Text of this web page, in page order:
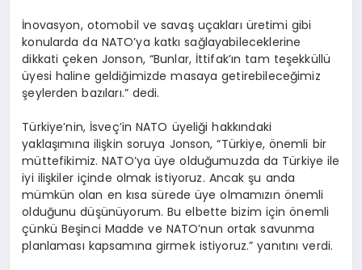
İnovasyon, otomobil ve savaş uçakları üretimi gibi
konularda da NATO’ya katkı sağlayabileceklerine
dikkati çeken Jonson, “Bunlar, İttifak’ın tam teşekküllü
üyesi haline geldiğimizde masaya getirebileceğimiz
şeylerden bazıları.” dedi.
Türkiye’nin, İsveç’in NATO üyeliği hakkındaki
yaklaşımına ilişkin soruya Jonson, “Türkiye, önemli bir
müttefikimiz. NATO’ya üye olduğumuzda da Türkiye ile
iyi ilişkiler içinde olmak istiyoruz. Ancak şu anda
mümkün olan en kısa sürede üye olmamızın önemli
olduğunu düşünüyorum. Bu elbette bizim için önemli
çünkü Beşinci Madde ve NATO’nun ortak savunma
planlaması kapsamına girmek istiyoruz.” yanıtını verdi.